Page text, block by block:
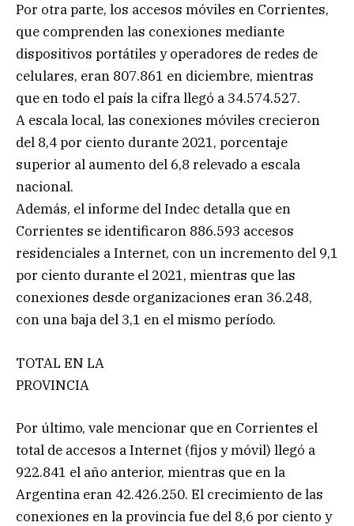
Por otra parte, los accesos móviles en Corrientes,
que comprenden las conexiones mediante
dispositivos portátiles y operadores de redes de
celulares, eran 807.861 en diciembre, mientras
que en todo el país la cifra llegó a 34.574.527.
A escala local, las conexiones móviles crecieron
del 8,4 por ciento durante 2021, porcentaje
superior al aumento del 6,8 relevado a escala
nacional.
Además, el informe del Indec detalla que en
Corrientes se identificaron 886.593 accesos
residenciales a Internet, con un incremento del 9,1
por ciento durante el 2021, mientras que las
conexiones desde organizaciones eran 36.248,
con una baja del 3,1 en el mismo período.
TOTAL EN LA
PROVINCIA
Por último, vale mencionar que en Corrientes el
total de accesos a Internet (fijos y móvil) llegó a
922.841 el año anterior, mientras que en la
Argentina eran 42.426.250. El crecimiento de las
conexiones en la provincia fue del 8,6 por ciento y